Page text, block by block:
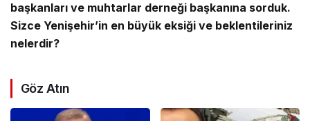
başkanları ve muhtarlar derneği başkanına sorduk.
Sizce Yenişehir’in en büyük eksiği ve beklentileriniz
nelerdir?
Göz Atın